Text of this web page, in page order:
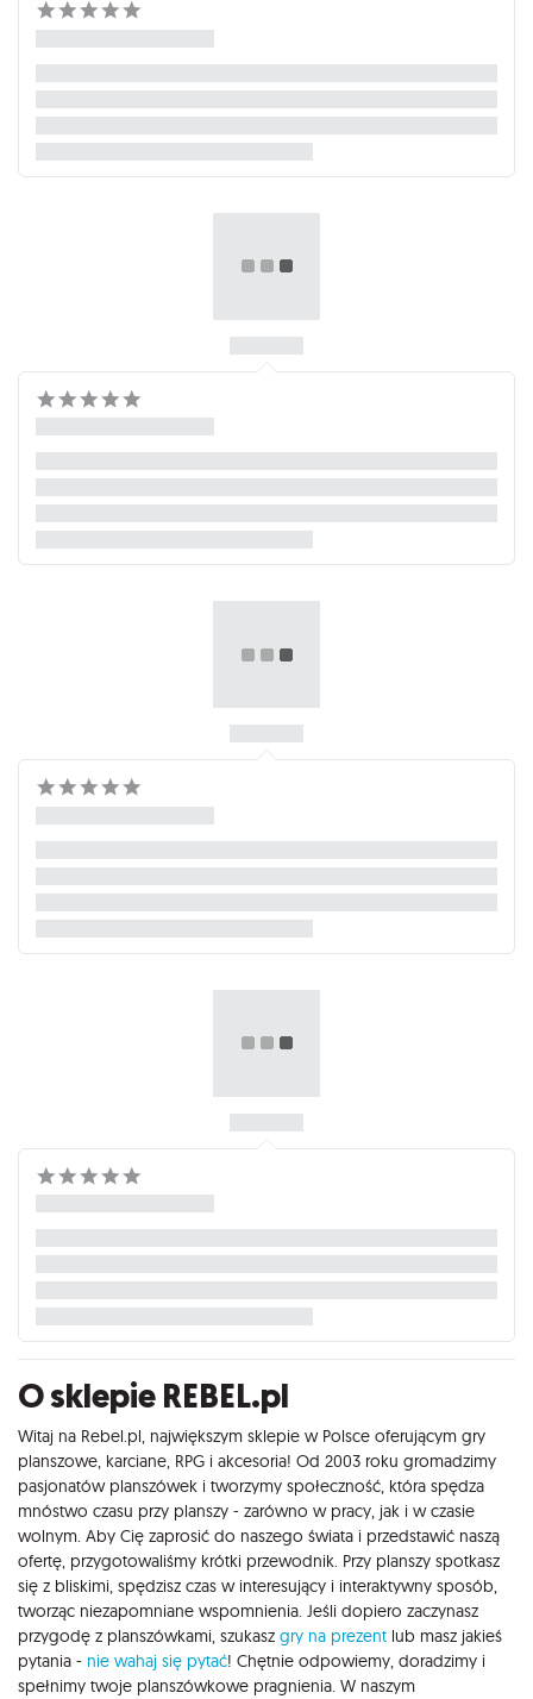
O sklepie REBEL.pl
Witaj na Rebel.pl, największym sklepie w Polsce oferującym gry
planszowe, karciane, RPG i akcesoria! Od 2003 roku gromadzimy
pasjonatów planszówek i tworzymy społeczność, która spędza
mnóstwo czasu przy planszy - zarówno w pracy, jak i w czasie
wolnym. Aby Cię zaprosić do naszego świata i przedstawić naszą
ofertę, przygotowaliśmy krótki przewodnik. Przy planszy spotkasz
się z bliskimi, spędzisz czas w interesujący i interaktywny sposób,
tworząc niezapomniane wspomnienia. Jeśli dopiero zaczynasz
przygodę z planszówkami, szukasz gry na prezent lub masz jakieś
pytania - nie wahaj się pytać! Chętnie odpowiemy, doradzimy i
spełnimy twoje planszówkowe pragnienia. W naszym